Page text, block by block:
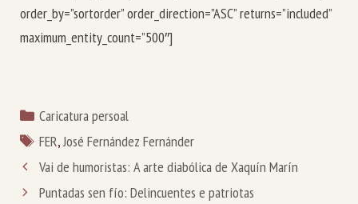
order_by=”sortorder” order_direction=”ASC” returns=”included”
maximum_entity_count=”500″]
Categorías
Caricatura persoal
Etiquetas
FER,José Fernández Fernánder
Vai de humoristas: A arte diabólica de Xaquín Marín
Puntadas sen fío: Delincuentes e patriotas